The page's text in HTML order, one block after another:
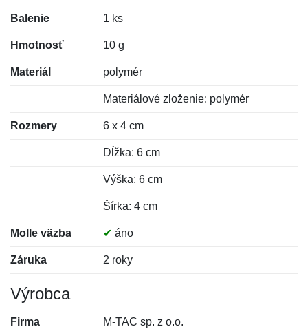
Balenie 1 ks
Hmotnosť 10 g
Materiál polymér
Materiálové zloženie: polymér
Rozmery 6 x 4 cm
Dĺžka: 6 cm
Výška: 6 cm
Šírka: 4 cm
Molle väzba ✔ áno
Záruka 2 roky
Výrobca
Firma M-TAC sp. z o.o.